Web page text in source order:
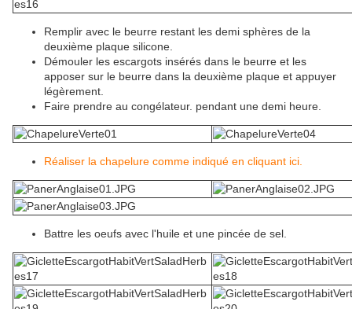
Remplir avec le beurre restant les demi sphères de la
deuxième plaque silicone.
Démouler les escargots insérés dans le beurre et les
apposer sur le beurre dans la deuxième plaque et appuyer
légèrement.
Faire prendre au congélateur. pendant une demi heure.
Réaliser la chapelure comme indiqué en cliquant ici.
Battre les oeufs avec l'huile et une pincée de sel.